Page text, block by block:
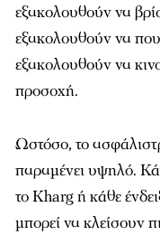
εξακολουθούν να
εξακολουθούν να
εξακολουθούν να
προσοχή.
Ωστόσο, το
παραμένει υψηλό.
το Kharg ή κάθε
μπορεί να κλείσουν